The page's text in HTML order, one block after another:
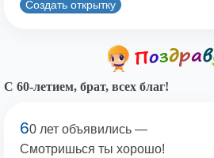
Создать открытку
С 60-летием, брат, всех благ!
60 лет объявились —
Смотришься ты хорошо!